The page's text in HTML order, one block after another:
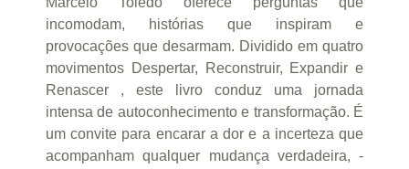
incomodam, histórias que inspiram e
provocações que desarmam. Dividido em quatro
movimentos Despertar, Reconstruir, Expandir e
Renascer , este livro conduz uma jornada
intensa de autoconhecimento e transformação. É
um convite para encarar a dor e a incerteza que
acompanham qualquer mudança verdadeira, -